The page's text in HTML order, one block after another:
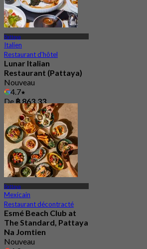
Pattaya
Italien
Restaurant d'hôtel
Lunar Italian
Restaurant (Pattaya)
Nouveau
4.7
De฿ 863.33
Pattaya
Mexicain
Restaurant décontracté
Esmé Beach Club at
The Standard, Pattaya
Na Jomtien
Nouveau